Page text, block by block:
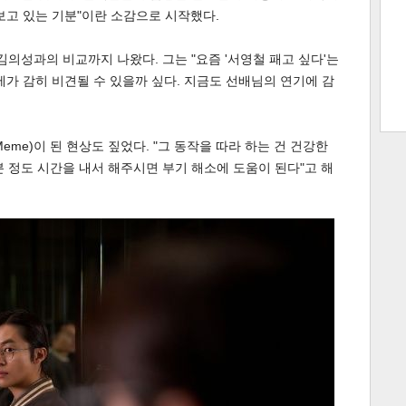
트 크 트 축 사 하기 보기
있는 기분"이란 소감으로 시작했다.
의성과의 비교까지 나왔다. 그는 "요즘 '서영철 패고 싶다'는
감히 비견될 수 있을까 싶다. 지금도 선배님의 연기에 감
이 된 현상도 짚었다. "그 동작을 따라 하는 건 건강한
도 시간을 내서 해주시면 부기 해소에 도움이 된다"고 해